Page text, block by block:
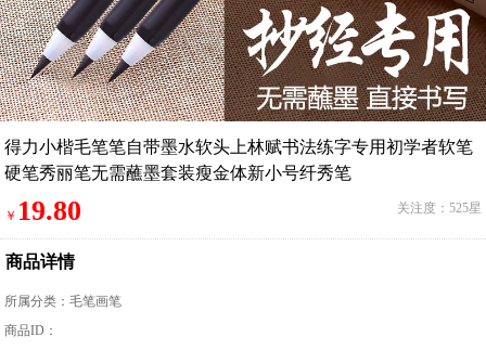
得力小楷毛笔笔自带墨水软头上林赋书法练字专用初学者软笔
硬笔秀丽笔无需蘸墨套装瘦金体新小号纤秀笔
￥ 19.80 关注度：525星
商品详情
所属分类：毛笔画笔
商品ID：